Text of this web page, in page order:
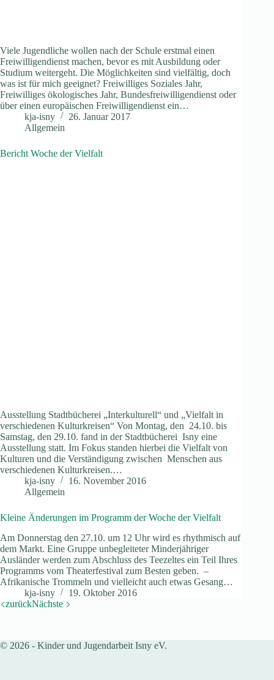
Viele Jugendliche wollen nach der Schule erstmal einen
Freiwilligendienst machen, bevor es mit Ausbildung oder
Studium weitergeht. Die Möglichkeiten sind vielfältig, doch
was ist für mich geeignet? Freiwilliges Soziales Jahr,
Freiwilliges ökologisches Jahr, Bundesfreiwilligendienst oder
über einen europäischen Freiwilligendienst ein…
kja-isny
26. Januar 2017
Allgemein
Bericht Woche der Vielfalt
Ausstellung Stadtbücherei „Interkulturell“ und „Vielfalt in
verschiedenen Kulturkreisen“ Von Montag, den 24.10. bis
Samstag, den 29.10. fand in der Stadtbücherei Isny eine
Ausstellung statt. Im Fokus standen hierbei die Vielfalt von
Kulturen und die Verständigung zwischen Menschen aus
verschiedenen Kulturkreisen.…
kja-isny
16. November 2016
Allgemein
Kleine Änderungen im Programm der Woche der Vielfalt
Am Donnerstag den 27.10. um 12 Uhr wird es rhythmisch auf
dem Markt. Eine Gruppe unbegleiteter Minderjähriger
Ausländer werden zum Abschluss des Teezeltes ein Teil Ihres
Programms vom Theaterfestival zum Besten geben. –
Afrikanische Trommeln und vielleicht auch etwas Gesang…
kja-isny
19. Oktober 2016
zurückNächste
© 2026 - Kinder und Jugendarbeit Isny eV.